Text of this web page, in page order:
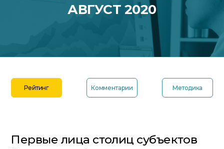
АВГУСТ 2020
Рейтинг Комментарии Методика
Первые лица столиц субъектов